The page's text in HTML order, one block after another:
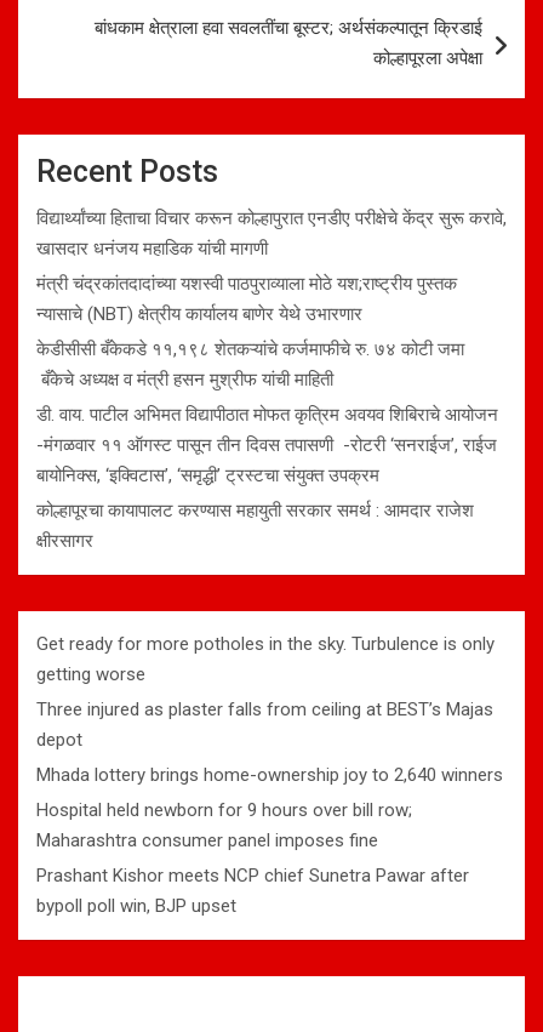
बांधकाम क्षेत्राला हवा सवलतींचा बूस्टर; अर्थसंकल्पातून क्रिडाई
कोल्हापूरला अपेक्षा
Recent Posts
विद्यार्थ्यांच्या हिताचा विचार करून कोल्हापुरात एनडीए परीक्षेचे केंद्र सुरू करावे,
खासदार धनंजय महाडिक यांची मागणी
मंत्री चंद्रकांतदादांच्या यशस्वी पाठपुराव्याला मोठे यश;राष्ट्रीय पुस्तक
न्यासाचे (NBT) क्षेत्रीय कार्यालय बाणेर येथे उभारणार
केडीसीसी बँकेकडे ११,१९८ शेतकऱ्यांचे कर्जमाफीचे रु. ७४ कोटी जमा
बँकेचे अध्यक्ष व मंत्री हसन मुश्रीफ यांची माहिती
डी. वाय. पाटील अभिमत विद्यापीठात मोफत कृत्रिम अवयव शिबिराचे आयोजन
-मंगळवार ११ ऑगस्ट पासून तीन दिवस तपासणी -रोटरी ‘सनराईज’, राईज
बायोनिक्स, ‘इक्विटास’, ‘समृद्धी’ ट्रस्टचा संयुक्त उपक्रम
कोल्हापूरचा कायापालट करण्यास महायुती सरकार समर्थ : आमदार राजेश
क्षीरसागर
Get ready for more potholes in the sky. Turbulence is only
getting worse
Three injured as plaster falls from ceiling at BEST’s Majas
depot
Mhada lottery brings home-ownership joy to 2,640 winners
Hospital held newborn for 9 hours over bill row;
Maharashtra consumer panel imposes fine
Prashant Kishor meets NCP chief Sunetra Pawar after
bypoll poll win, BJP upset